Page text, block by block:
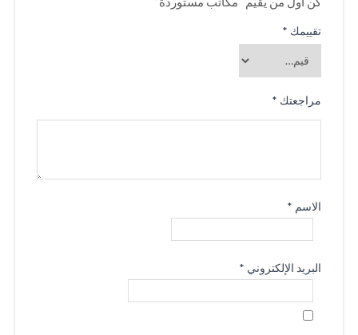
تقييمك *
مراجعتك *
الاسم *
البريد الإلكتروني *